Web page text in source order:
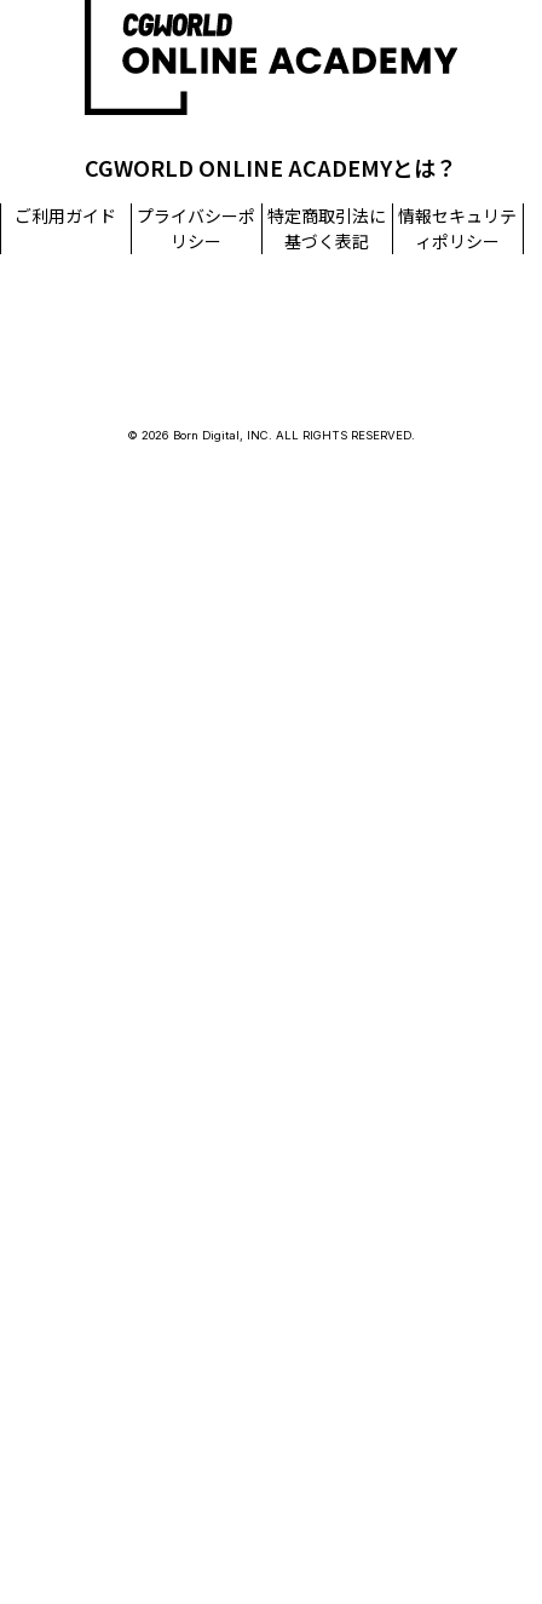
CGWORLD ONLINE ACADEMYとは？
ご利用ガイド
プライバシーポ
リシー
特定商取引法に
基づく表記
情報セキュリテ
ィポリシー
© 2026 Born Digital, INC. ALL RIGHTS RESERVED.